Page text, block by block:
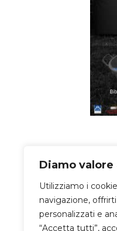
Diamo
Utilizziamo i
navigazione,
personalizzati e
“Accetta tutti”,